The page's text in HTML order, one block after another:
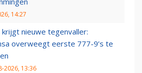
14:27
krijgt nieuwe tegenvaller:
overweegt eerste 777-9’s te
2026, 13:36